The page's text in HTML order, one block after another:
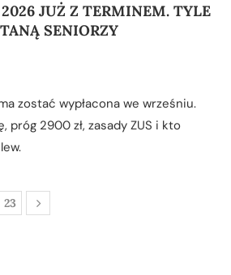
JUŻ Z TERMINEM. TYLE
SENIORZY
zostać wypłacona we wrześniu.
próg 2900 zł, zasady ZUS i kto
23